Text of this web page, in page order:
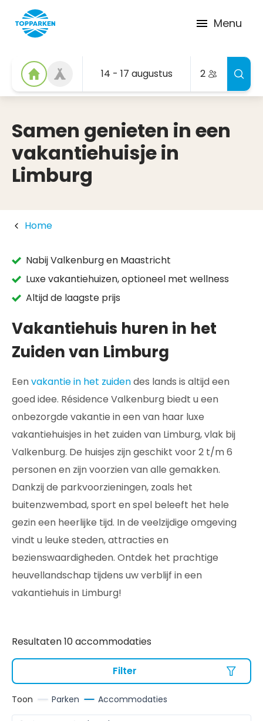
Menu
14 - 17 augustus 2
Samen genieten in een
vakantiehuisje in
Limburg
Home
Nabij Valkenburg en Maastricht
Luxe vakantiehuizen, optioneel met wellness
Altijd de laagste prijs
Vakantiehuis huren in het
Zuiden van Limburg
Eenvakantie in het zuidendes lands is altijd een
goed idee. Résidence Valkenburg biedt u een
onbezorgde vakantie in een van haar luxe
vakantiehuisjes in het zuiden van Limburg, vlak bij
Valkenburg. De huisjes zijn geschikt voor 2 t/m 6
personen en zijn voorzien van alle gemakken.
Dankzij de parkvoorzieningen, zoals het
buitenzwembad, sport en spel beleeft het hele
gezin een heerlijke tijd. In de veelzijdige omgeving
vindt u leuke steden, attracties en
bezienswaardigheden. Ontdek het prachtige
heuvellandschap tijdens uw verblijf in een
vakantiehuis in Limburg!
Resultaten 10 accommodaties
Filter
Toon Parken Accommodaties